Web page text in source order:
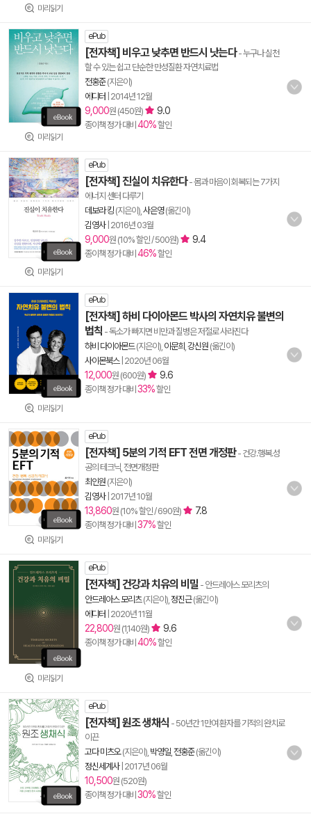
미리읽기
미리읽기
ePub
[전자책] 비우고 낮추면 반드시 낫는다- 누구나 실천
할 수 있는 쉽고 단순한 만성질환 자연치료법
전홍준(지은이)
에디터 2014년 12월
9,000원 (450원) 9.0
종이책 정가 대비 40%할인
미리읽기
ePub
[전자책] 진실이 치유한다- 몸과 마음이 회복되는 7가지
에너지 센터 다루기
데보라 킹 (지은이), 사은영(옮긴이)
김영사| 2016년 03월
9,000원 (10% 할인 / 500원) 9.4
종이책 정가 대비 46%할인
미리읽기
ePub
[전자책] 하비 다이아몬드 박사의 자연치유 불변의
법칙 - 독소가 빠지면 비만과 질병은 저절로 사라진다
하비 다이아몬드(지은이), 이문희 강신원 (옮긴이)
사이몬북스| 2020년 06월
12,000원 (600원) 9.6
종이책 정가 대비 33%할인
미리읽기
ePub
[전자책] 5분의 기적 EFT 전면 개정판- 건강.행복.성
공의 테크닉, 전면개정판
최인원 (지은이)
김영사| 2017년 10월
13,860원 (10% 할인 / 690원) 7.8
종이책 정가 대비 37%할인
미리읽기
ePub
[전자책] 건강과 치유의 비밀 - 안드레아스 모리츠의
안드레아스 모리츠(지은이), 정진근(옮긴이)
에디터 2020년 11월
22,800원 (1,140원) 9.6
종이책 정가 대비 40%할인
ePub
[전자책] 원조 생채식 - 50년간 1만여 환자를 기적의 완치로
이끈
고다 미츠오(지은이), 박영일 전홍준(옮긴이)
정신세계사| 2017년 06월
10,500원 (520원)
종이책 정가 대비 30%할인